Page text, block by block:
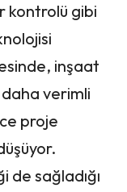
kontrolü gibi
inşaat
daha verimli
proje
de sağladığı